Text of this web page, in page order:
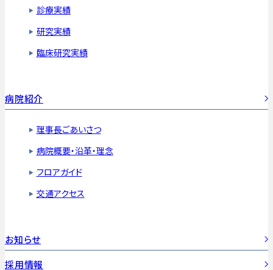
診療実績
研究実績
臨床研究実績
病院紹介
理事長ごあいさつ
病院概要・沿革・理念
フロアガイド
交通アクセス
お知らせ
採用情報